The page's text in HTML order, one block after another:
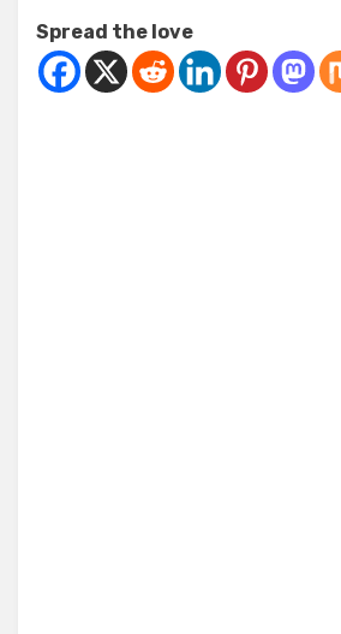
on
Spread the love